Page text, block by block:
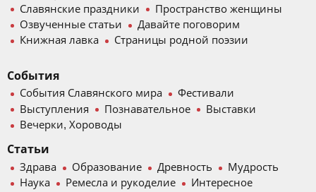
Славянские праздники
Пространство женщины
Озвученные статьи
Давайте поговорим
Книжная лавка
Страницы родной поэзии
События
События Славянского мира
Фестивали
Выступления
Познавательное
Выставки
Вечерки, Хороводы
Статьи
Здрава Образование Древность
Мудрость
Наука
Ремесла и рукоделие
Интересное